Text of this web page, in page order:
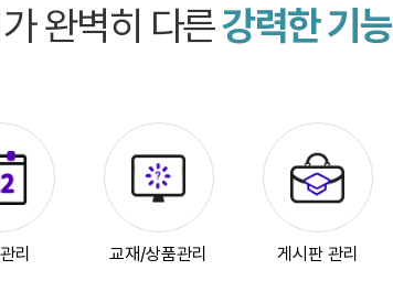
완벽히 다른강력한 기능
리 교재/상품관리 게시판 관리